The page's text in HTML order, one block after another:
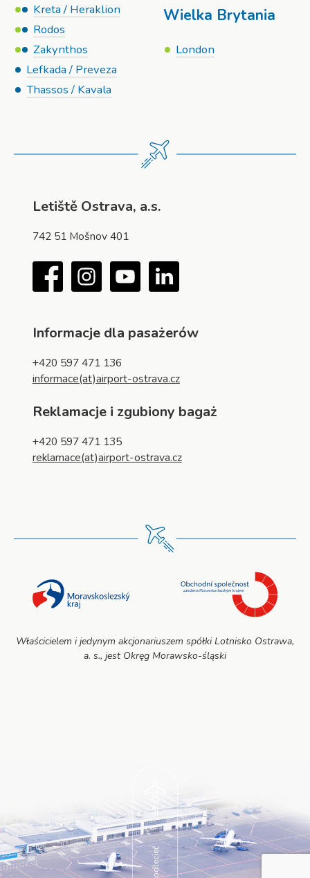
Kreta / Heraklion
Rodos
Zakynthos
Lefkada / Preveza
Thassos / Kavala
Wielka Brytania
London
Letiště Ostrava, a.s.
742 51 Mošnov 401
FacebookInstagramYouTubeLinkedIn
Informacje dla pasażerów
+420 597 471 136
informace(at)airport-ostrava.cz
Reklamacje i zgubiony bagaż
+420 597 471 135
reklamace(at)airport-ostrava.cz
Właścicielem i jedynym akcjonariuszem spółki Lotnisko Ostrawa,
a. s., jest Okręg Morawsko-śląski
Podlecieć